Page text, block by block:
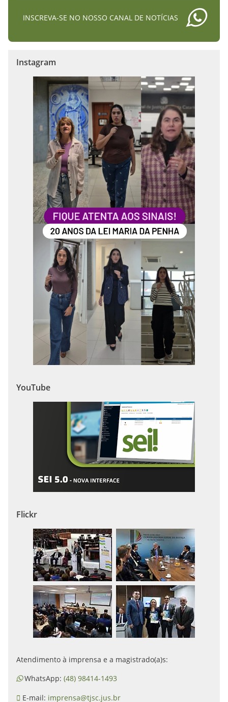
INSCREVA-SE NO NOSSO CANAL DE NOTÍCIAS
Instagram
YouTube
Flickr
Atendimento à imprensa e a magistrado(a)s:
WhatsApp: (48) 98414-1493
E-mail: imprensa@tjsc.jus.br